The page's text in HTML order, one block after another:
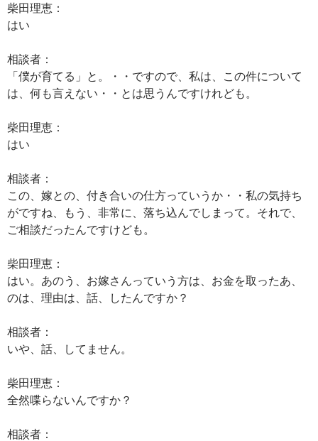
柴田理恵：
はい
相談者：
「僕が育てる」と。・・ですので、私は、この件について
は、何も言えない・・とは思うんですけれども。
柴田理恵：
はい
相談者：
この、嫁との、付き合いの仕方っていうか・・私の気持ち
がですね、もう、非常に、落ち込んでしまって。それで、
ご相談だったんですけども。
柴田理恵：
はい。あのう、お嫁さんっていう方は、お金を取ったあ、
のは、理由は、話、したんですか？
相談者：
いや、話、してません。
柴田理恵：
全然喋らないんですか？
相談者：